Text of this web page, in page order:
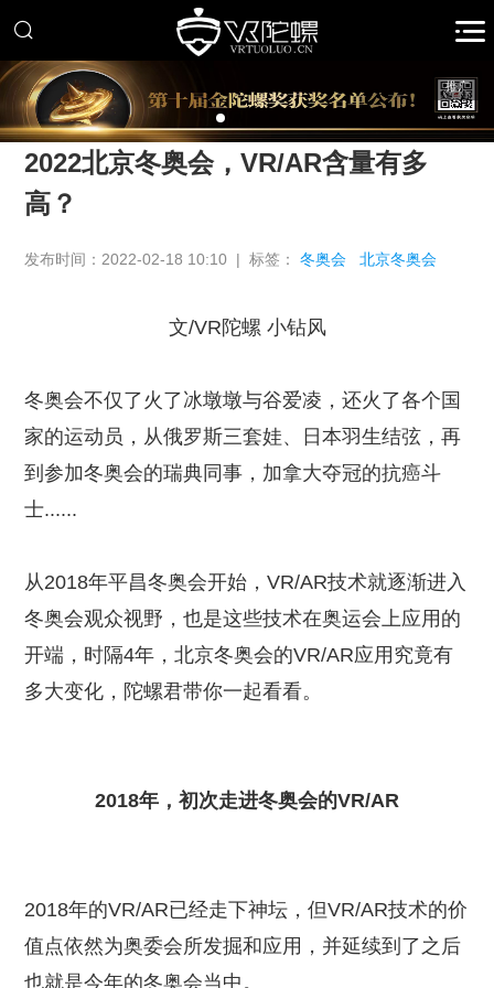
推广
2022北京冬奥会，VR/AR含量有多
高？
发布时间：2022-02-18 10:10 | 标签：冬奥会 北京冬奥会
文/VR陀螺 小钻风
冬奥会不仅了火了冰墩墩与谷爱凌，还火了各个国
家的运动员，从俄罗斯三套娃、日本羽生结弦，再
到参加冬奥会的瑞典同事，加拿大夺冠的抗癌斗
士......
从2018年平昌冬奥会开始，VR/AR技术就逐渐进入
冬奥会观众视野，也是这些技术在奥运会上应用的
开端，时隔4年，北京冬奥会的VR/AR应用究竟有
多大变化，陀螺君带你一起看看。
2018年，初次走进冬奥会的VR/AR
2018年的VR/AR已经走下神坛，但VR/AR技术的价
值点依然为奥委会所发掘和应用，并延续到了之后
也就是今年的冬奥会当中。